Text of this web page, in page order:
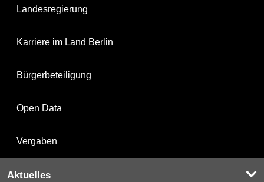
Landesregierung
Karriere im Land Berlin
Bürgerbeteiligung
Open Data
Vergaben
Aktuelles